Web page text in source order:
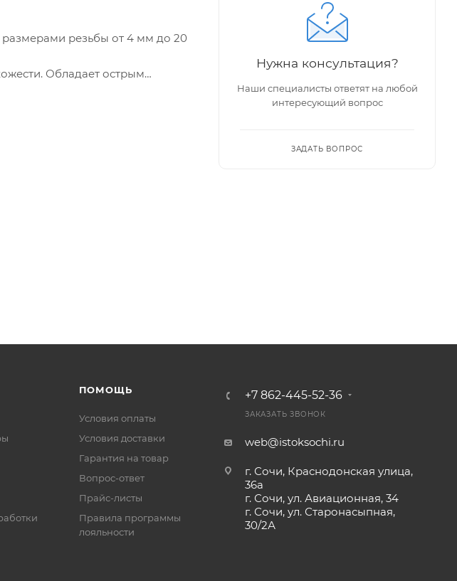
размерами резьбы от 4 мм до 20
Обладает острым
Нужна консультация?
Наши специалисты ответят на любой
интересующий вопрос
ЗАДАТЬ ВОПРОС
ПОМОЩЬ
Условия оплаты
Условия доставки
Гарантия на товар
Вопрос-ответ
Прайс-листы
Правила программы
лояльности
+7 862-445-52-36
ЗАКАЗАТЬ ЗВОНОК
web@istoksochi.ru
г. Сочи, Краснодонская улица,
36а
г. Сочи, ул. Авиационная, 34
г. Сочи, ул. Старонасыпная,
30/2А